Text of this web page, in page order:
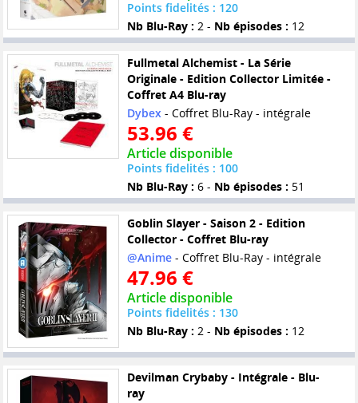
Points fidelités : 120
Nb Blu-Ray : 2 - Nb épisodes : 12
Fullmetal Alchemist - La Série
Originale - Edition Collector Limitée -
Coffret A4 Blu-ray
Dybex- Coffret Blu-Ray - intégrale
53.96 €
Article disponible
Points fidelités : 100
Nb Blu-Ray : 6 - Nb épisodes : 51
Goblin Slayer - Saison 2 - Edition
Collector - Coffret Blu-ray
@Anime- Coffret Blu-Ray - intégrale
47.96 €
Article disponible
Points fidelités : 130
Nb Blu-Ray : 2 - Nb épisodes : 12
Devilman Crybaby - Intégrale - Blu-
ray